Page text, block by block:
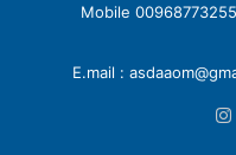
E.mail :